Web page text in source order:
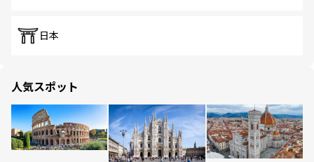
日本
人気スポット